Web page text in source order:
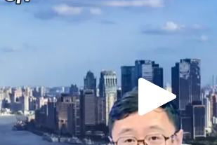
Play
Video